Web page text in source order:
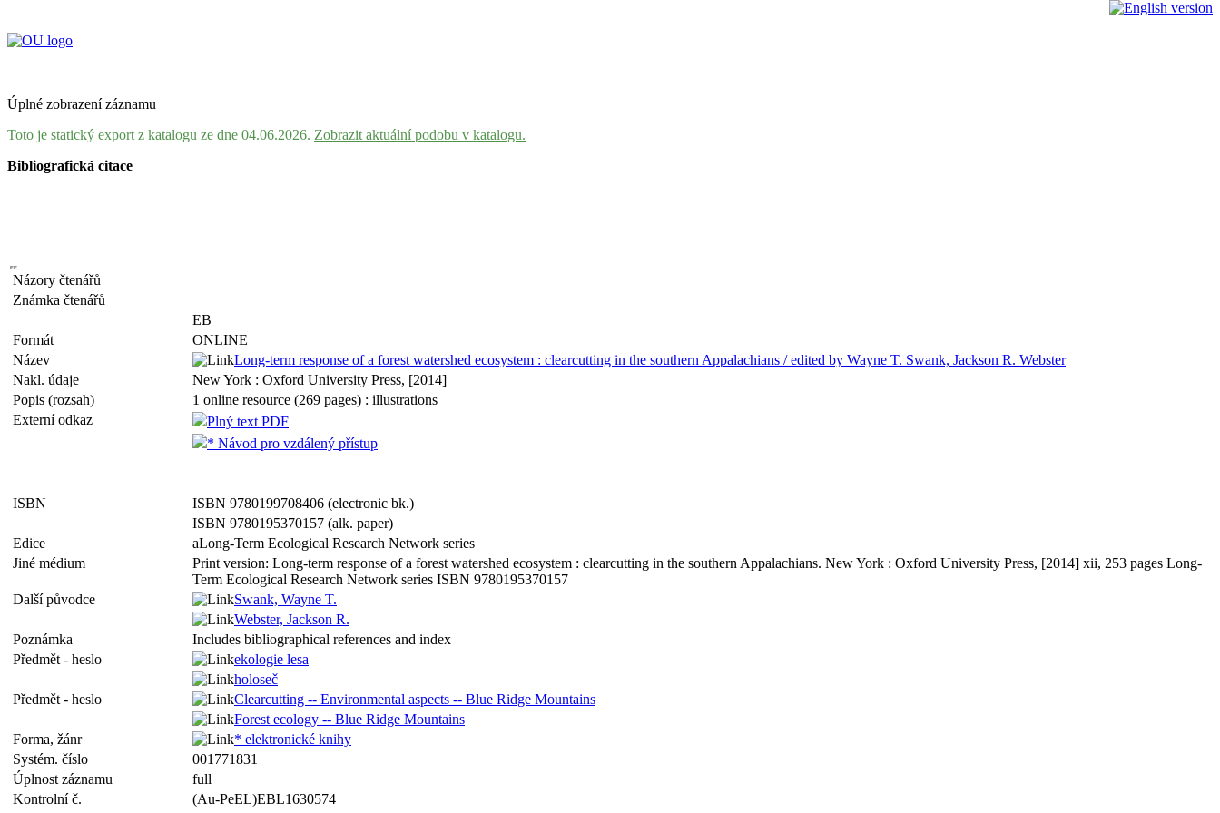
Úplné zobrazení záznamu
Toto je statický export z katalogu ze dne 04.06.2026. Zobrazit aktuální podobu v katalogu.
Bibliografická citace
Názory čtenářů
Známka čtenářů
EB
Formát
ONLINE
Název
Long-term response of a forest watershed ecosystem : clearcutting in the southern Appalachians / edited by Wayne T. Swank, Jackson R. Webster
Nakl. údaje
New York : Oxford University Press, [2014]
Popis (rozsah)
1 online resource (269 pages) : illustrations
Externí odkaz
Plný text PDF
* Návod pro vzdálený přístup
ISBN
ISBN 9780199708406 (electronic bk.)
ISBN 9780195370157 (alk. paper)
Edice
aLong-Term Ecological Research Network series
Jiné médium
Print version: Long-term response of a forest watershed ecosystem : clearcutting in the southern Appalachians. New York : Oxford University Press, [2014] xii, 253 pages Long-
Term Ecological Research Network series ISBN 9780195370157
Další původce
Swank, Wayne T.
Webster, Jackson R.
Poznámka
Includes bibliographical references and index
Předmět - heslo
ekologie lesa
holoseč
Předmět - heslo
Clearcutting -- Environmental aspects -- Blue Ridge Mountains
Forest ecology -- Blue Ridge Mountains
Forma, žánr
* elektronické knihy
Systém. číslo
001771831
Úplnost záznamu
full
Kontrolní č.
(Au-PeEL)EBL1630574